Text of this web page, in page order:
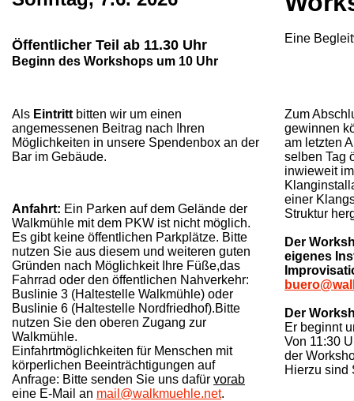
Öffentlicher Teil ab 11.30 Uhr
Beginn des Workshops um 10 Uhr
Eine
Als Eintritt bitten wir um einen
angemessenen Beitrag nach Ihren
Möglichkeiten in unsere Spendenbox an der
Bar im Gebäude.
Anfahrt: Ein Parken auf dem Gelände der
Walkmühle mit dem PKW ist nicht möglich.
Es gibt keine öffentlichen Parkplätze. Bitte
nutzen Sie aus diesem und weiteren guten
Gründen nach Möglichkeit Ihre Füße,das
Fahrrad oder den öffentlichen Nahverkehr:
Buslinie 3 (Haltestelle Walkmühle) oder
Buslinie 6 (Haltestelle Nordfriedhof).Bitte
nutzen Sie den oberen Zugang zur
Walkmühle.
Einfahrtmöglichkeiten für Menschen mit
körperlichen Beeinträchtigungen auf
Anfrage: Bitte senden Sie uns dafür vorab
eine E-Mail an mail@walkmuehle.net.
Zum
gewinnen
am letzten
selben Tag
inwieweit
einer
Struktur
Der
eigenes
Der
Er beginnt
Von 11:30
der
Hierzu sind